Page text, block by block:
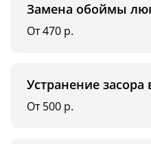
Замена обоймы
От 470 р.
Устранение засора
От 500 р.